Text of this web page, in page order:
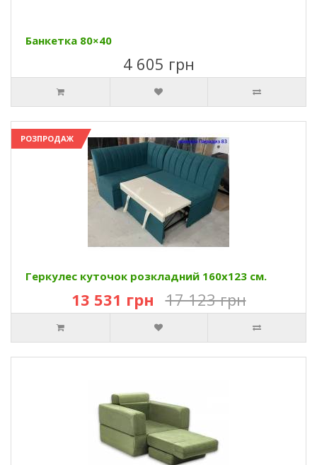
Банкетка 80×40
4 605 грн
РОЗПРОДАЖ
Геркулес куточок розкладний 160х123 см.
13 531 грн 17 123 грн